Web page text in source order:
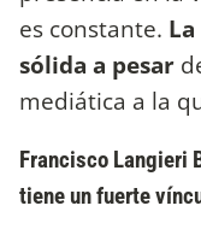
es constante.
sólida a pesar
mediática a la
Francisco Langieri
tiene un fuerte